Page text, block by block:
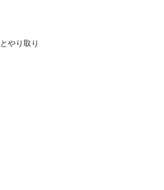
やり取り